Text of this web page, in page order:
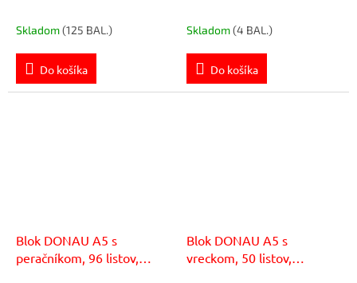
Skladom(125 BAL.)
Do košíka
Skladom(4 BAL.)
Do košíka
Blok DONAU A5 s
peračníkom, 96 listov,
Blok DONAU A5 s
vreckom, 50 listov,